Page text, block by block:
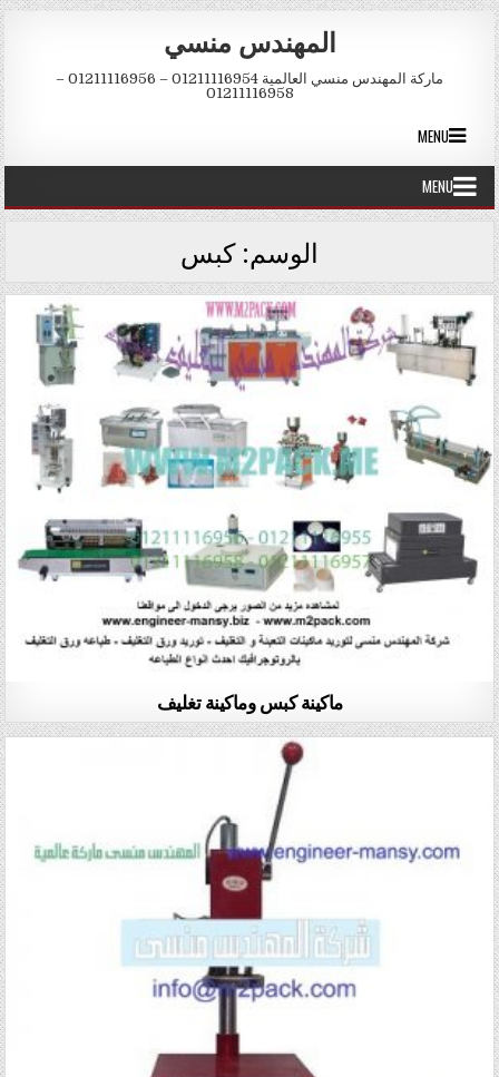
Skip to content
المهندس منسي
ماركة المهندس منسي العالمية 01211116954 – 01211116956 –
01211116958
MENU
MENU
الوسم:كبس
ماكينة كبس وماكينة تغليف